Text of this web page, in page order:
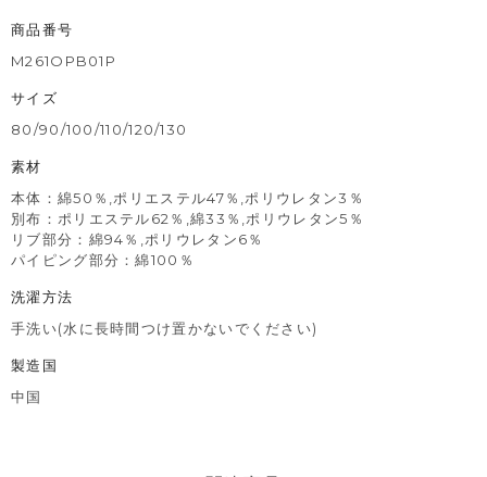
商品番号
M261OPB01P
サイズ
80/90/100/110/120/130
素材
本体：綿50％,ポリエステル47％,ポリウレタン3％
別布：ポリエステル62％,綿33％,ポリウレタン5％
リブ部分：綿94％,ポリウレタン6％
パイピング部分：綿100％
洗濯方法
手洗い(水に長時間つけ置かないでください)
製造国
中国